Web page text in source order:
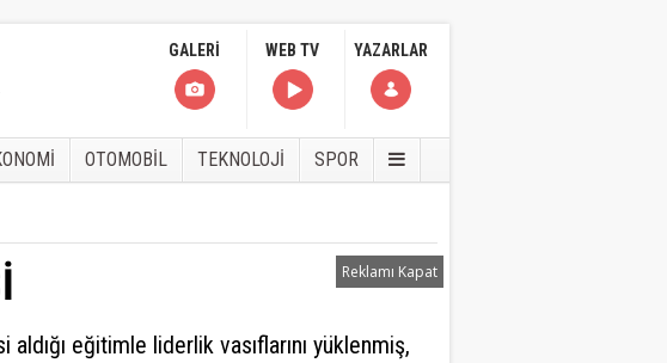
GALERİ WEB TV YAZARLAR
OTOMOBİL TEKNOLOJİ SPOR
Reklamı Kapat
eğitimle liderlik vasıflarını yüklenmiş,